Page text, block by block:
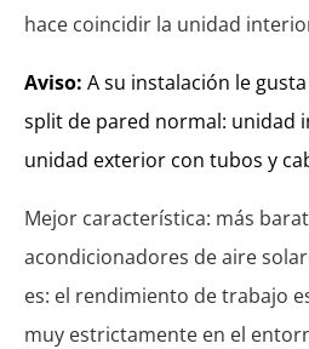
hace coincidir la unidad
Aviso: A su instalación le
split de pared normal: unidad
unidad exterior con tubos y
Mejor característica: más
acondicionadores de aire
es: el rendimiento de trabajo
muy estrictamente en el